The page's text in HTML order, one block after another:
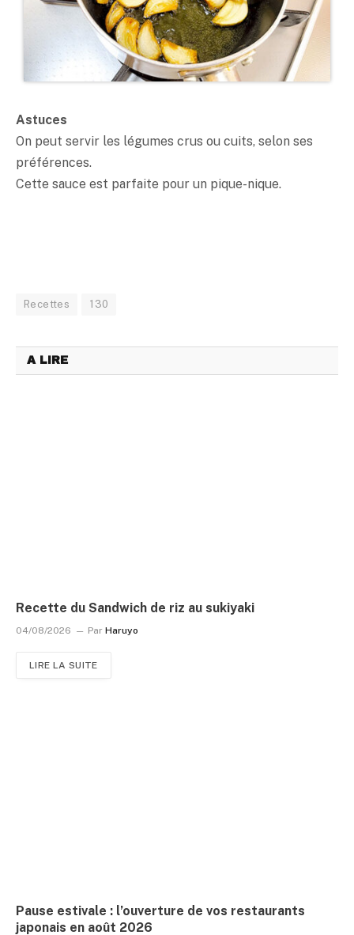
Astuces
On peut servir les légumes crus ou cuits, selon ses
préférences.
Cette sauce est parfaite pour un pique-nique.
Recettes 130
A LIRE
Recette du Sandwich de riz au sukiyaki
04/08/2026 Par Haruyo
LIRE LA SUITE
Pause estivale : l’ouverture de vos restaurants
japonais en août 2026